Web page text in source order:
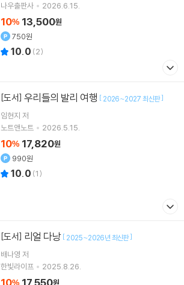
나우출판사
2026.6.15.
10% 13,500원
750원
10.0 (2)
[도서] 우리들의 발리 여행 [ 2026~2027 최신판]
임현지 저
노트앤노트
2026.5.15.
10% 17,820원
990원
10.0 (1)
[도서] 리얼 다낭 [ 2025~2026년 최신판]
배나영 저
한빛라이프
2025.8.26.
%
원